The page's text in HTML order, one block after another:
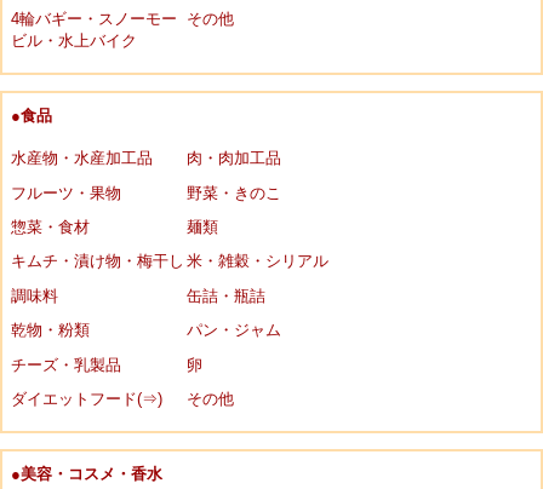
4輪バギー・スノーモー
ビル・水上バイク
その他
●食品
水産物・水産加工品
肉・肉加工品
フルーツ・果物
野菜・きのこ
惣菜・食材
麺類
キムチ・漬け物・梅干し 米・雑穀・シリアル
調味料
缶詰・瓶詰
乾物・粉類
パン・ジャム
チーズ・乳製品
卵
ダイエットフード(⇒)
その他
●美容・コスメ・香水